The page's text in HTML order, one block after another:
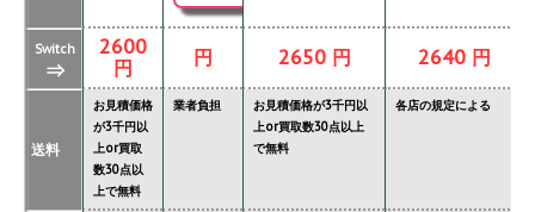
Switch
⇒
2600
円
円 2650 円 2640 円
送料
お見積価格
が3千円以
上or買取
数30点以
上で無料
業者負担
お見積価格が3千円以
上or買取数30点以上
で無料
各店の規定による